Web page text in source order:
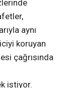
aynı
koruyan
çağrısında
istiyor.